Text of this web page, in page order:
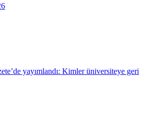
yayımlandı: Kimler üniversiteye geri